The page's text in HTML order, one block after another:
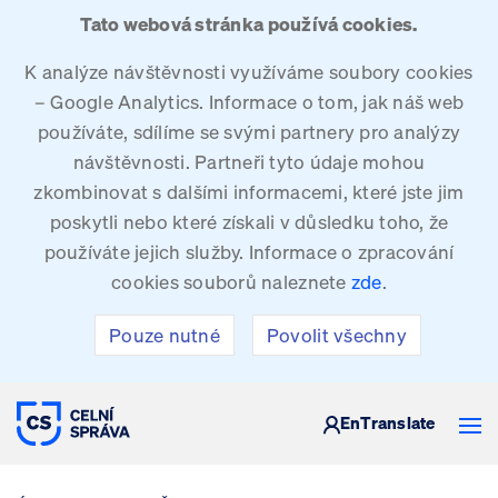
Tato webová stránka používá cookies.
K analýze návštěvnosti využíváme soubory cookies
– Google Analytics. Informace o tom, jak náš web
používáte, sdílíme se svými partnery pro analýzy
návštěvnosti. Partneři tyto údaje mohou
zkombinovat s dalšími informacemi, které jste jim
poskytli nebo které získali v důsledku toho, že
používáte jejich služby. Informace o zpracování
cookies souborů naleznete zde.
Pouze nutné Povolit všechny
CELNÍ SPRÁVA ČESKÉ REPUBLIKY
EnTranslate